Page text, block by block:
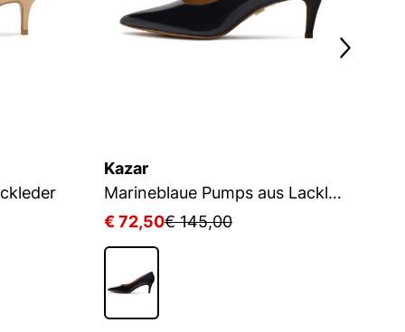
Kazar
Marineblaue Pumps aus Lackleder
€ 72,50€ 145,00